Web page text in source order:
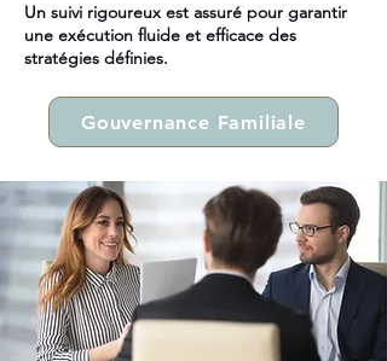
Un suivi rigoureux est assuré pour garantir
une exécution fluide et efficace des
stratégies définies.
Gouvernance Familiale